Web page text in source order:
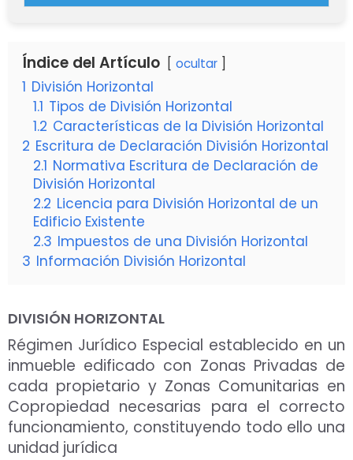
Índice del Artículo ocultar
1 División Horizontal
1.1 Tipos de División Horizontal
1.2 Características de la División Horizontal
2 Escritura de Declaración División Horizontal
2.1 Normativa Escritura de Declaración de
División Horizontal
2.2 Licencia para División Horizontal de un
Edificio Existente
2.3 Impuestos de una División Horizontal
3 Información División Horizontal
DIVISIÓN HORIZONTAL
Régimen Jurídico Especial establecido en un
inmueble edificado con Zonas Privadas de
cada propietario y Zonas Comunitarias en
Copropiedad necesarias para el correcto
funcionamiento, constituyendo todo ello una
unidad jurídica